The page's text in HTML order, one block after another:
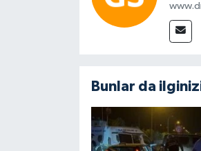
Bunlar da